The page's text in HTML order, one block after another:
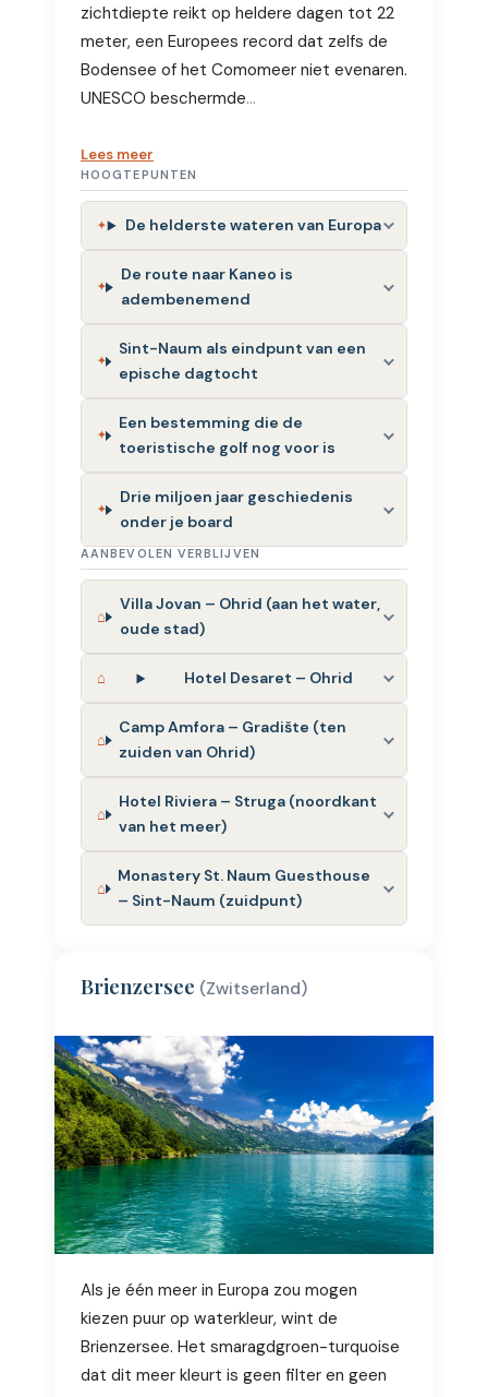
zichtdiepte reikt op heldere dagen tot 22
meter, een Europees record dat zelfs de
Bodensee of het Comomeer niet evenaren.
UNESCO beschermde…
Lees meer
HOOGTEPUNTEN
De helderste wateren van Europa
De route naar Kaneo is
adembenemend
Sint-Naum als eindpunt van een
epische dagtocht
Een bestemming die de
toeristische golf nog voor is
Drie miljoen jaar geschiedenis
onder je board
AANBEVOLEN VERBLIJVEN
Villa Jovan – Ohrid (aan het water,
oude stad)
Hotel Desaret – Ohrid
Camp Amfora – Gradište (ten
zuiden van Ohrid)
Hotel Riviera – Struga (noordkant
van het meer)
Monastery St. Naum Guesthouse
– Sint-Naum (zuidpunt)
Brienzersee (Zwitserland)
Als je één meer in Europa zou mogen
kiezen puur op waterkleur, wint de
Brienzersee. Het smaragdgroen-turquoise
dat dit meer kleurt is geen filter en geen